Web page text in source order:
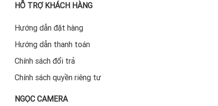
HỖ TRỢ KHÁCH HÀNG
Hướng dẫn đặt hàng
Hướng dẫn thanh toán
Chính sách đổi trả
Chính sách quyền riêng tư
NGỌC CAMERA